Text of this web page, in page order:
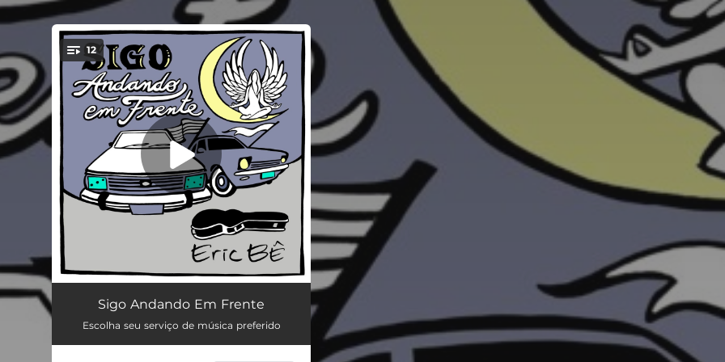
You're all set!
12
Você Não Me Ensinou a Te Esquecer 04:24
Musa Do Meu Refrão 02:42
Sigo Andando Em Frente
Escolha seu serviço de música preferido